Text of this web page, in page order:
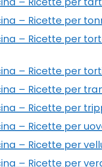
– Ricette per
– Ricette per
– Ricette per
– Ricette per
– Ricette per
– Ricette per
– Ricette per
– Ricette per